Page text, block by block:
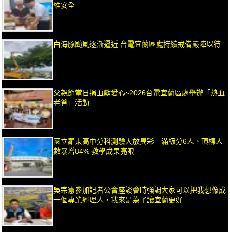
維安全
白海豚颱風逐漸逼近 台電宜蘭區處持續戒備嚴陣以待
父親節當日捐血獻愛心~2026台電宜蘭區處舉辦「熱血
老爸」活動
國立羅東高中分科測驗大放異彩 滿級分6人、頂標人
數暴增84% 教學成果亮眼
吳宗憲參加記者公會座談會時強調大家可以把我想像成
一個專業經理人，我來是為了讓宜蘭更好